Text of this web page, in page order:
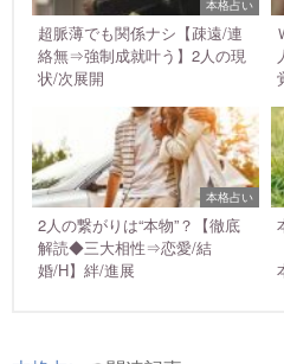
本格占い
超脈薄でも関係ナシ【疎遠/連
絡無⇒強制成就叶う】2人の現
状/次展開
本格占い
2人の繋がりは“本物”？【徹底
解読◆三大相性⇒恋愛/結
婚/H】絆/進展